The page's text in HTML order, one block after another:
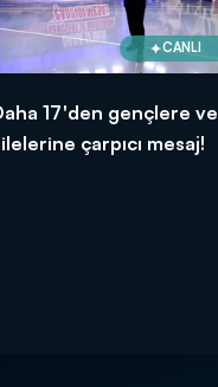
CANLI
17'den gençlere ve
çarpıcı mesaj!